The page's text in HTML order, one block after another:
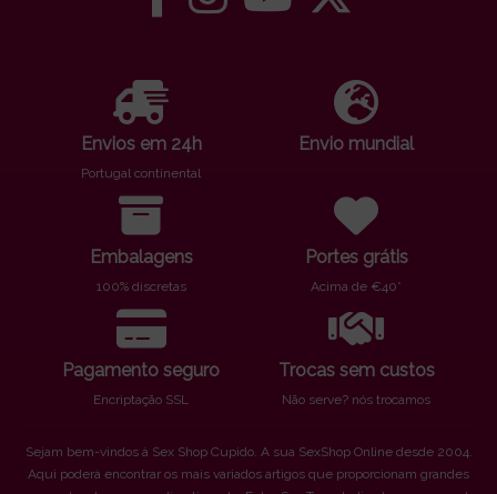
Envios em 24h
Portugal continental
Envio mundial
Embalagens
100% discretas
Portes grátis
Acima de €40*
Pagamento seguro
Encriptação SSL
Trocas sem custos
Não serve? nós trocamos
Sejam bem-vindos à Sex Shop Cupido. A sua SexShop Online desde 2004.
Aqui poderá encontrar os mais variados artigos que proporcionam grandes